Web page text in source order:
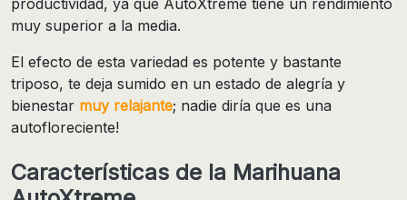
muy superior a la media.
El efecto de esta variedad es potente y bastante
triposo, te deja sumido en un estado de alegría y
bienestar muy relajante; nadie diría que es una
autofloreciente!
Características de la Marihuana